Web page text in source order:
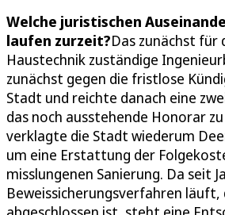
Welche juristischen
laufen zurzeit?Das zunächst für
Haustechnik zuständige
zunächst gegen die fristlose
Stadt und reichte danach eine
das noch ausstehende Honorar
verklagte die Stadt wiederum
um eine Erstattung der
misslungenen Sanierung. Da seit
Beweissicherungsverfahren läuft,